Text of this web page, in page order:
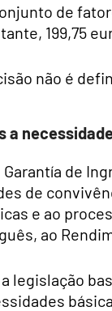
de
199,75
não é
a
Garantía de
de
e ao
ao
legislação